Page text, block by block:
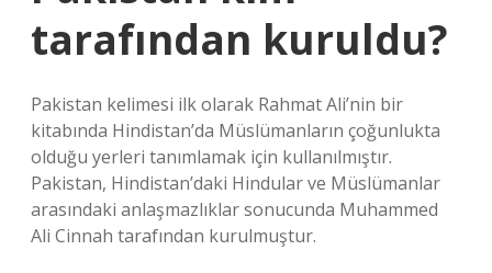
tarafından kuruldu?
Pakistan kelimesi ilk olarak Rahmat Ali’nin bir
kitabında Hindistan’da Müslümanların çoğunlukta
olduğu yerleri tanımlamak için kullanılmıştır.
Pakistan, Hindistan’daki Hindular ve Müslümanlar
arasındaki anlaşmazlıklar sonucunda Muhammed
Ali Cinnah tarafından kurulmuştur.